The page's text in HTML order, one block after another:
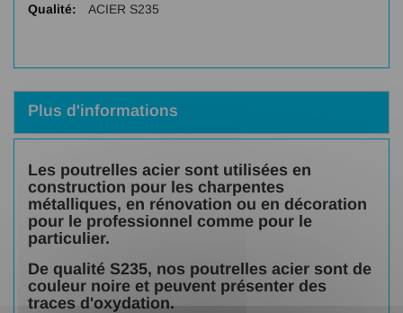
ACIER S235
Plus d'informations
Les poutrelles acier sont utilisées en
construction pour les charpentes
métalliques, en rénovation ou en décoration
pour le professionnel comme pour le
particulier.
De qualité S235, nos poutrelles acier sont de
couleur noire et peuvent présenter des
traces d'oxydation.